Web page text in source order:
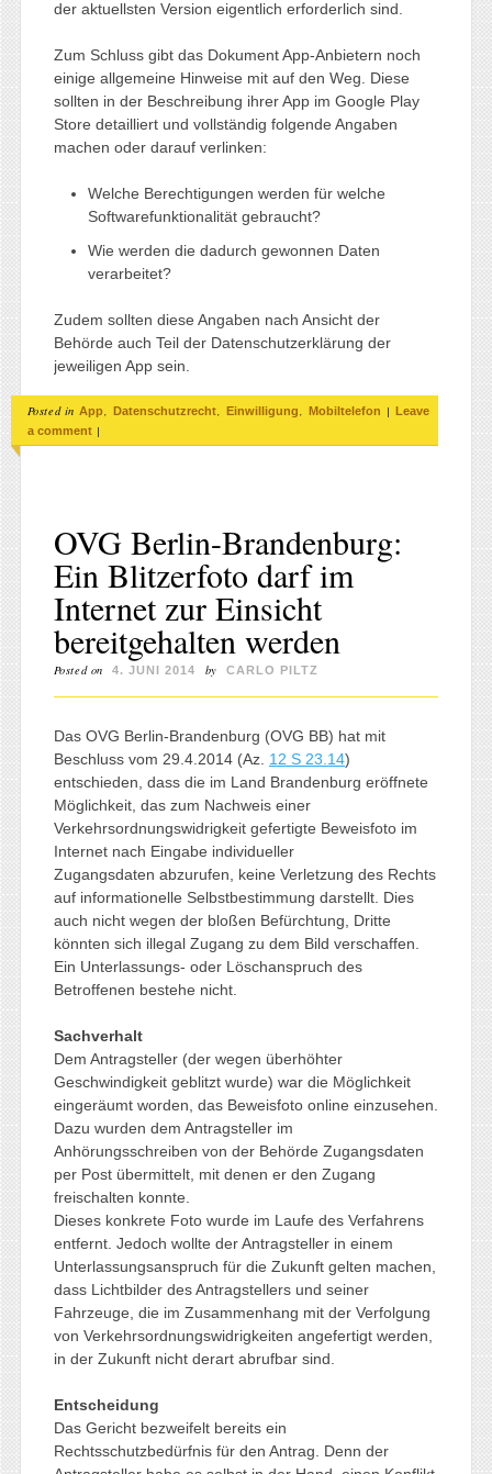
der aktuellsten Version eigentlich erforderlich sind.
Zum Schluss gibt das Dokument App-Anbietern noch
einige allgemeine Hinweise mit auf den Weg. Diese
sollten in der Beschreibung ihrer App im Google Play
Store detailliert und vollständig folgende Angaben
machen oder darauf verlinken:
Welche Berechtigungen werden für welche
Softwarefunktionalität gebraucht?
Wie werden die dadurch gewonnen Daten
verarbeitet?
Zudem sollten diese Angaben nach Ansicht der
Behörde auch Teil der Datenschutzerklärung der
jeweiligen App sein.
Posted in App, Datenschutzrecht, Einwilligung, Mobiltelefon | Leave
a comment |
OVG Berlin-Brandenburg:
Ein Blitzerfoto darf im
Internet zur Einsicht
bereitgehalten werden
Posted on 4. JUNI 2014 by CARLO PILTZ
Das OVG Berlin-Brandenburg (OVG BB) hat mit
Beschluss vom 29.4.2014 (Az. 12 S 23.14)
entschieden, dass die im Land Brandenburg eröffnete
Möglichkeit, das zum Nachweis einer
Verkehrsordnungswidrigkeit gefertigte Beweisfoto im
Internet nach Eingabe individueller
Zugangsdaten abzurufen, keine Verletzung des Rechts
auf informationelle Selbstbestimmung darstellt. Dies
auch nicht wegen der bloßen Befürchtung, Dritte
könnten sich illegal Zugang zu dem Bild verschaffen.
Ein Unterlassungs- oder Löschanspruch des
Betroffenen bestehe nicht.
Sachverhalt
Dem Antragsteller (der wegen überhöhter
Geschwindigkeit geblitzt wurde) war die Möglichkeit
eingeräumt worden, das Beweisfoto online einzusehen.
Dazu wurden dem Antragsteller im
Anhörungsschreiben von der Behörde Zugangsdaten
per Post übermittelt, mit denen er den Zugang
freischalten konnte.
Dieses konkrete Foto wurde im Laufe des Verfahrens
entfernt. Jedoch wollte der Antragsteller in einem
Unterlassungsanspruch für die Zukunft gelten machen,
dass Lichtbilder des Antragstellers und seiner
Fahrzeuge, die im Zusammenhang mit der Verfolgung
von Verkehrsordnungswidrigkeiten angefertigt werden,
in der Zukunft nicht derart abrufbar sind.
Entscheidung
Das Gericht bezweifelt bereits ein
Rechtsschutzbedürfnis für den Antrag. Denn der